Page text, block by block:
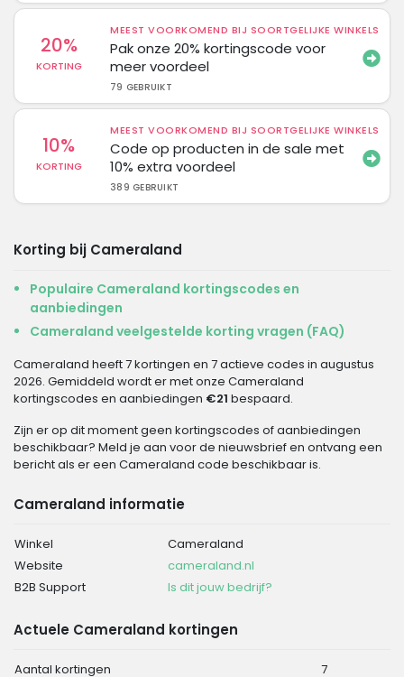
20%
KORTING
MEEST VOORKOMEND BIJ SOORTGELIJKE WINKELS
Pak onze 20% kortingscode voor
meer voordeel
79 GEBRUIKT
10%
KORTING
MEEST VOORKOMEND BIJ SOORTGELIJKE WINKELS
Code op producten in de sale met
10% extra voordeel
389 GEBRUIKT
Korting bij Cameraland
Populaire Cameraland kortingscodes en
aanbiedingen
Cameraland veelgestelde korting vragen (FAQ)
Cameraland heeft 7 kortingen en 7 actieve codes in augustus
2026. Gemiddeld wordt er met onze Cameraland
kortingscodes en aanbiedingen €21 bespaard.
Zijn er op dit moment geen kortingscodes of aanbiedingen
beschikbaar? Meld je aan voor de nieuwsbrief en ontvang een
bericht als er een Cameraland code beschikbaar is.
Cameraland informatie
Winkel
Cameraland
Website
cameraland.nl
B2B Support
Is dit jouw bedrijf?
Actuele Cameraland kortingen
Aantal kortingen
7